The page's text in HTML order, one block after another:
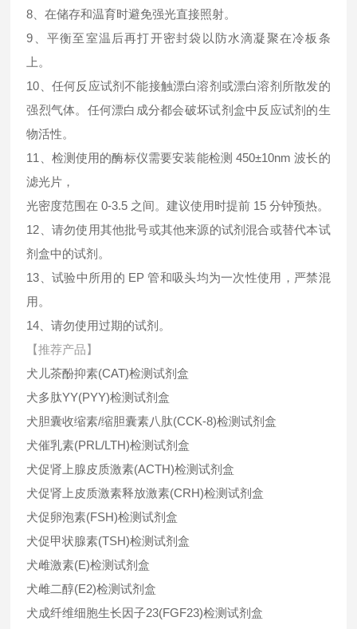
8、在储存和温育时避免强光直接照射。
9、平衡至室温后再打开密封袋以防水滴凝聚在冷板条
上。
10、任何反应试剂不能接触漂白溶剂或漂白溶剂所散发的
强烈气体。任何漂白成分都会破坏试剂盒中反应试剂的生
物活性。
11、检测使用的酶标仪需要安装能检测 450±10nm 波长的
滤光片，
光密度范围在 0-3.5 之间。建议使用时提前 15 分钟预热。
12、请勿使用其他批号或其他来源的试剂混合或替代本试
剂盒中的试剂。
13、试验中所用的 EP 管和吸头均为一次性使用，严禁混
用。
14、请勿使用过期的试剂。
【推荐产品】
犬儿茶酚抑素(CAT)检测试剂盒
犬多肽YY(PYY)检测试剂盒
犬胆囊收缩素/缩胆囊素八肽(CCK-8)检测试剂盒
犬催乳素(PRL/LTH)检测试剂盒
犬促肾上腺皮质激素(ACTH)检测试剂盒
犬促肾上皮质激素释放激素(CRH)检测试剂盒
犬促卵泡素(FSH)检测试剂盒
犬促甲状腺素(TSH)检测试剂盒
犬雌激素(E)检测试剂盒
犬雌二醇(E2)检测试剂盒
犬成纤维细胞生长因子23(FGF23)检测试剂盒